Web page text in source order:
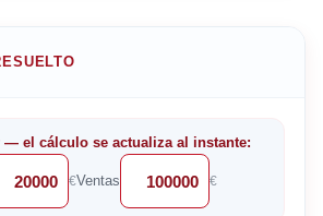
— el cálculo se actualiza al instante:
€Ventas €